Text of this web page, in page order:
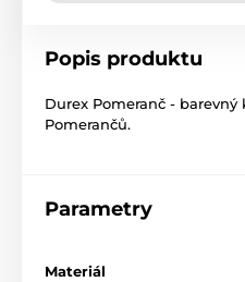
Popis produktu
Durex Pomeranč -
Pomerančů.
Parametry
Materiál